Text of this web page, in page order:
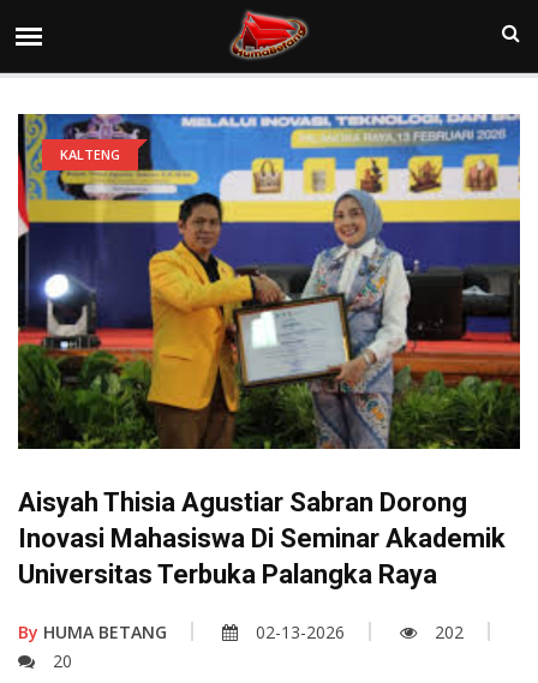
KALTENG
Aisyah Thisia Agustiar Sabran Dorong
Inovasi Mahasiswa Di Seminar Akademik
Universitas Terbuka Palangka Raya
By HUMA BETANG 02-13-2026
202
20